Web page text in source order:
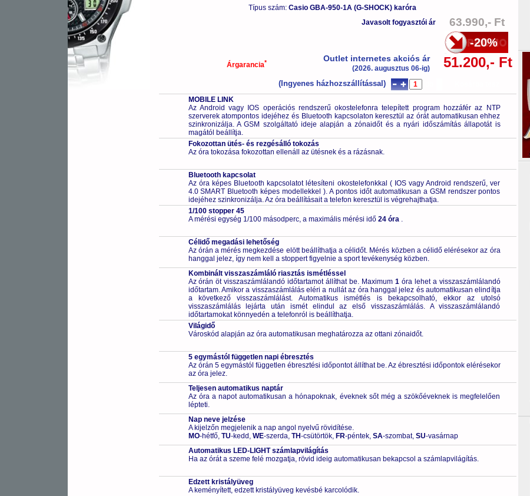
Típus szám: Casio GBA-950-1A (G-SHOCK) karóra
Javasolt fogyasztói ár
63.990,- Ft
Árgarancia*
-20%
Outlet internetes akciós ár
(2026. augusztus 06-ig) 51.200,- Ft
(Ingyenes házhozszállítással)
MOBILE LINK
Az Android vagy IOS operációs rendszerű okostelefonra telepített program hozzáfér az NTP
szerverek atompontos idejéhez és Bluetooth kapcsolaton keresztül az órát automatikusan ehhez
szinkronizálja. A GSM szolgáltató ideje alapján a zónaidőt és a nyári időszámítás állapotát is
magától beállítja.
Fokozottan ütés- és rezgésálló tokozás
Az óra tokozása fokozottan ellenáll az ütésnek és a rázásnak.
Bluetooth kapcsolat
Az óra képes Bluetooth kapcsolatot létesíteni okostelefonkkal ( IOS vagy Android rendszerű, ver
4.0 SMART Bluetooth képes modellekkel ). A pontos időt automatikusan a GSM rendszer pontos
idejéhez szinkronizálja. Az óra beállításait a telefon keresztül is végrehajthatja.
1/100 stopper 45
A mérési egység 1/100 másodperc, a maximális mérési idő 24 óra .
Célidő megadási lehetőség
Az órán a mérés megkezdése elött beállíthatja a célidőt. Mérés közben a célidő elérésekor az óra
hanggal jelez, így nem kell a stoppert figyelnie a sport tevékenység közben.
Kombinált visszaszámláló riasztás ismétléssel
Az órán öt visszaszámlálandó időtartamot állíthat be. Maximum 1óra lehet a visszaszámlálandó
időtartam. Amikor a visszaszámlálás eléri a nullát az óra hanggal jelez és automatikusan elindítja
a következő visszaszámlálást. Automatikus ismétlés is bekapcsolható, ekkor az utolsó
visszaszámlálás lejárta után ismét elindul az első visszaszámlálás. A visszaszámlálandó
időtartamokat könnyedén a telefonról is beállíthatja.
Világidő
Városkód alapján az óra automatikusan meghatározza az ottani zónaidőt.
5 egymástól független napi ébresztés
Az órán 5 egymástól független ébresztési időpontot állíthat be. Az ébresztési időpontok elérésekor
az óra jelez.
Teljesen automatikus naptár
Az óra a napot automatikusan a hónapoknak, éveknek sőt még a szökőéveknek is megfelelően
lépteti.
Nap neve jelzése
A kijelzőn megjelenik a nap angol nyelvű rövidítése.
MO-hétfő, TU-kedd, WE-szerda, TH-csütörtök, FR-péntek, SA-szombat, SU-vasárnap
Automatikus LED-LIGHT számlapvilágítás
Ha az órát a szeme felé mozgatja, rövid ideig automatikusan bekapcsol a számlapvilágítás.
Edzett kristályüveg
A keményített, edzett kristályüveg kevésbé karcolódik.